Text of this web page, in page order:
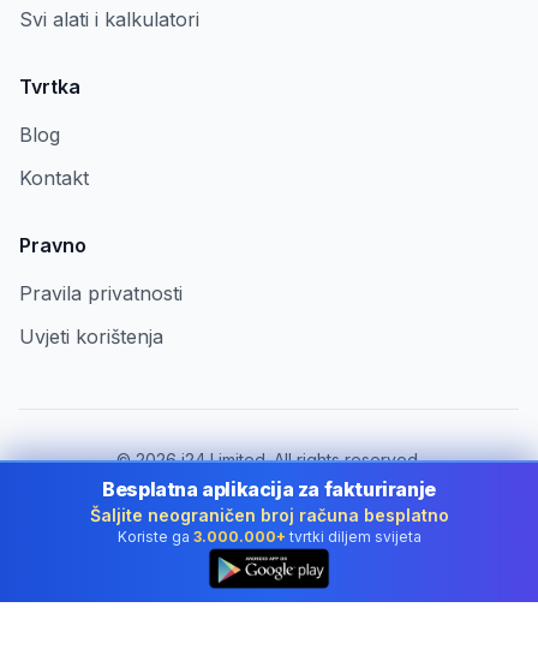
Svi alati i kalkulatori
Tvrtka
Blog
Kontakt
Pravno
Pravila privatnosti
Uvjeti korištenja
©2026i24 Limited. All rights reserved.
Za tvrtke u Croatia
Promijeni državu:
Croatia
Besplatna aplikacija za fakturiranje
Šaljite neograničen broj računa besplatno
Koriste ga 3.000.000+ tvrtki diljem svijeta